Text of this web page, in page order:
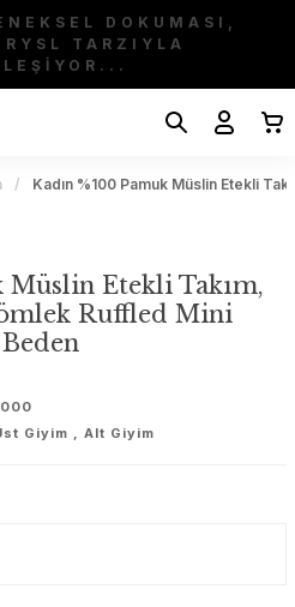
DOKUMASI,
TARZIYLA
Kadın %100 Pamuk Müslin Etekli
Müslin Etekli Takım,
Ruffled Mini
Giyim , Alt Giyim